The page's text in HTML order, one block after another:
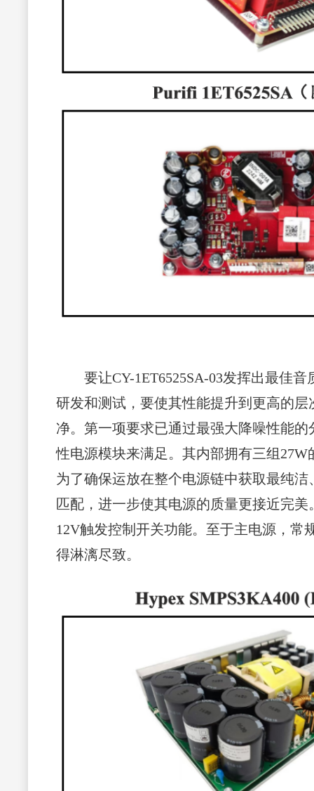
要让CY-1ET6525SA-03发挥出最佳音
研发和测试，要使其性能提升到更高的
净。第一项要求已通过最强大降噪性能
性电源模块来满足。其内部拥有三组
为了确保运放在整个电源链中获取最纯
匹配，进一步使其电源的质量更接近完
12V触发控制开关功能。至于主电源，常
得淋漓尽致。